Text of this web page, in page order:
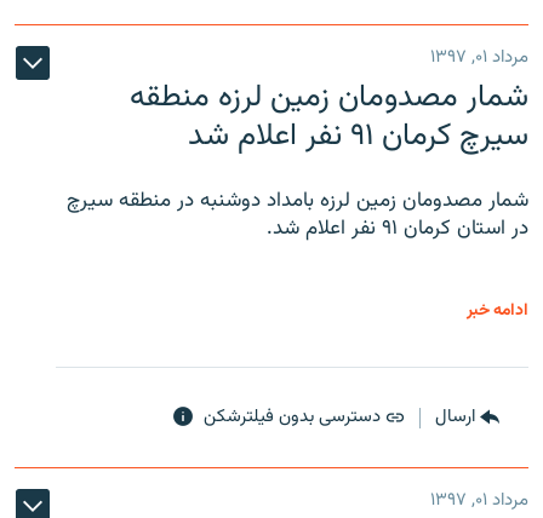
مرداد ۰۱, ۱۳۹۷
شمار مصدومان زمین لرزه منطقه
سیرچ کرمان ۹۱ نفر اعلام شد
شمار مصدومان زمین لرزه بامداد دوشنبه در منطقه سیرچ
در استان کرمان ۹۱ نفر اعلام شد.
ادامه خبر
ارسال دسترسی بدون فیلترشکن
مرداد ۰۱, ۱۳۹۷